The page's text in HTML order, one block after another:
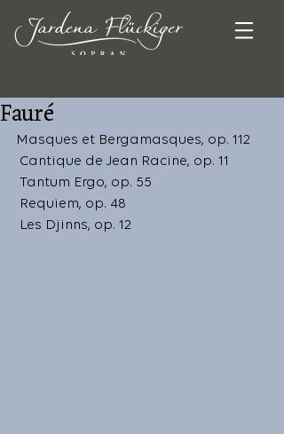
Fauré
Masques et Bergamasques, op. 112
Cantique de Jean Racine, op. 11
Tantum Ergo, op. 55
Requiem, op. 48
Les Djinns, op. 12